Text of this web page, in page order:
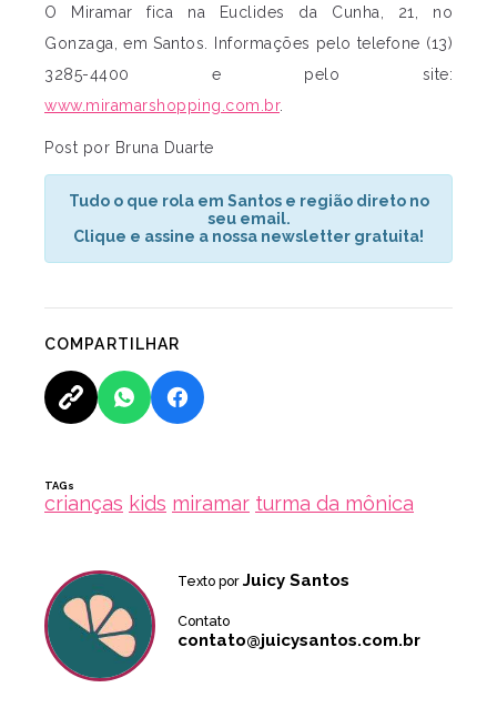
O Miramar fica na Euclides da Cunha, 21, no
Gonzaga, em Santos. Informações pelo telefone (13)
3285-4400 e pelo site:
www.miramarshopping.com.br.
Post por Bruna Duarte
Tudo o que rola em Santos e região direto no
seu email.
Clique e assine a nossa newsletter gratuita!
COMPARTILHAR
TAGs
crianças kids miramar turma da mônica
Texto por Juicy Santos
Contato
contato@juicysantos.com.br